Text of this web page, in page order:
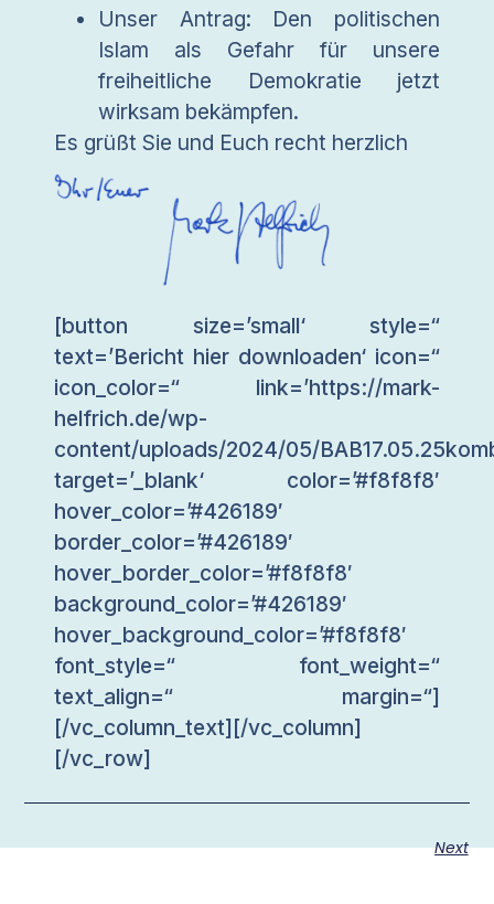
Unser Antrag: Den politischen
Islam als Gefahr für unsere
freiheitliche Demokratie jetzt
wirksam bekämpfen.
Es grüßt Sie und Euch recht herzlich
[button size=’small‘ style=“
text=’Bericht hier downloaden‘ icon=“
icon_color=“ link=’https://mark-
helfrich.de/wp-
content/uploads/2024/05/
target=’_blank‘ color=’#f8f8f8′
hover_color=’#426189′
border_color=’#426189′
hover_border_color=’#f8f8f8′
background_color=’#426189′
hover_background_color=’#f8f8f8′
font_style=“ font_weight=“
text_align=“ margin=“]
[/vc_column_text][/vc_column]
[/vc_row]
Next